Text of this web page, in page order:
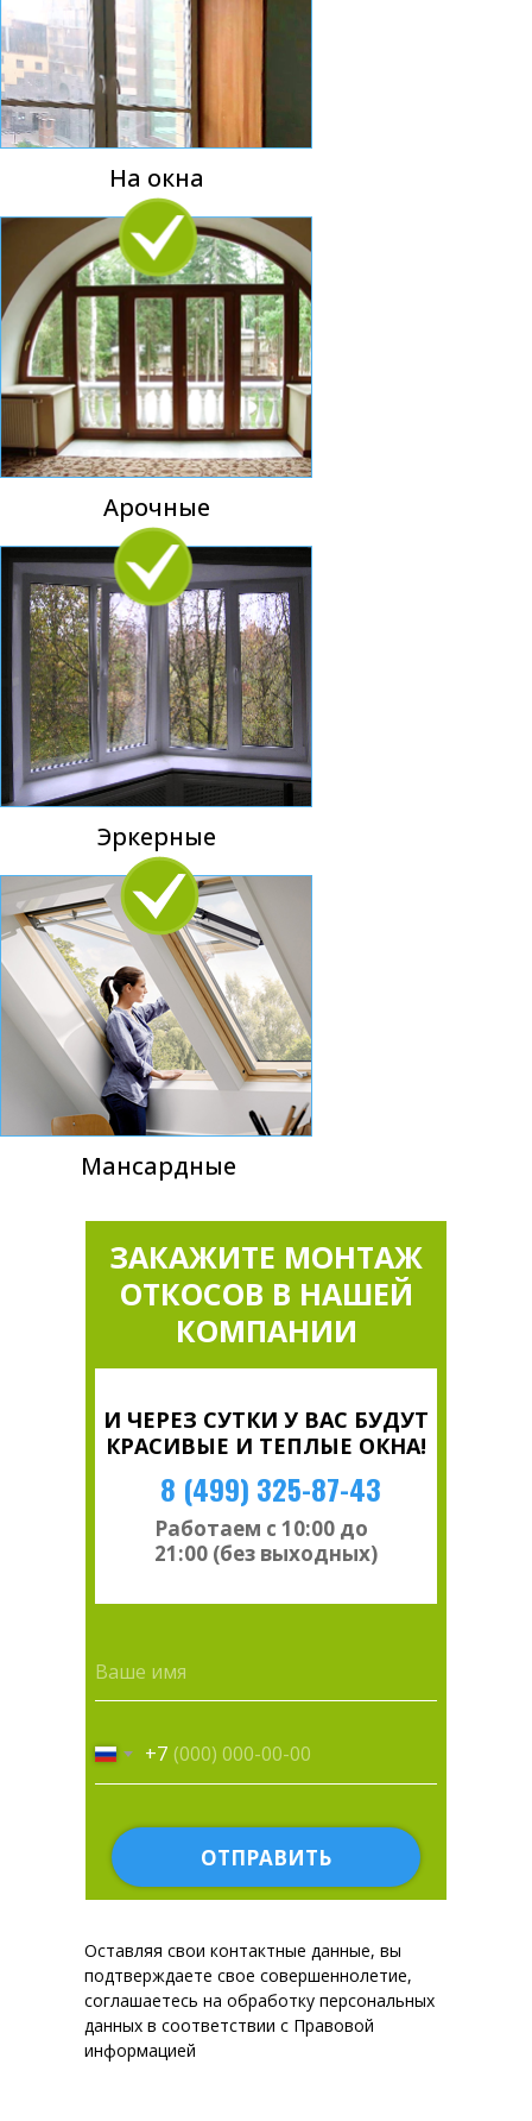
На окна
Арочные
Эркерные
Мансардные
И ЧЕРЕЗ СУТКИ У ВАС БУДУТ
КРАСИВЫЕ И ТЕПЛЫЕ ОКНА!
ЗАКАЖИТЕ МОНТАЖ
ОТКОСОВ В НАШЕЙ
КОМПАНИИ
Работаем с 10:00 до
21:00 (без выходных)
8 (499) 325-87-43
Оставляя свои контактные данные, вы
подтверждаете свое совершеннолетие,
соглашаетесь на обработку персональных
данных в соответствии с Правовой
информацией
+7
ОТПРАВИТЬ